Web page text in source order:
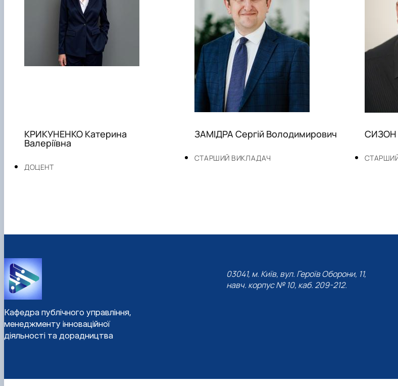
ДОЦЕНТ
КРИКУНЕНКО Катерина
Валеріївна
СТАРШИЙ ВИКЛАДАЧ
ЗАМІДРА Сергій Володимирович СИЗОН
Кафедра публічного управління,
менеджменту інноваційної
діяльності та дорадництва
03041, м. Київ, вул. Героїв Оборони, 11,
навч. корпус № 10, каб. 209-212.